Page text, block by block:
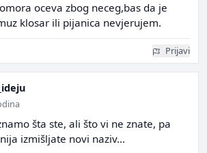
oceva zbog neceg,bas da je
klosar ili pijanica nevjerujem.
Prijavi
šta ste, ali što vi ne znate, pa
izmišljate novi naziv...